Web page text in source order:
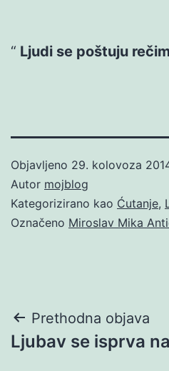
Ljudi se poštuju
Objavljeno 29. kolovoza
Autor mojblog
Kategorizirano kao Ćutanje,
Označeno Miroslav Mika
Navigacija
objava
Prethodna objava
Ljubav se isprva